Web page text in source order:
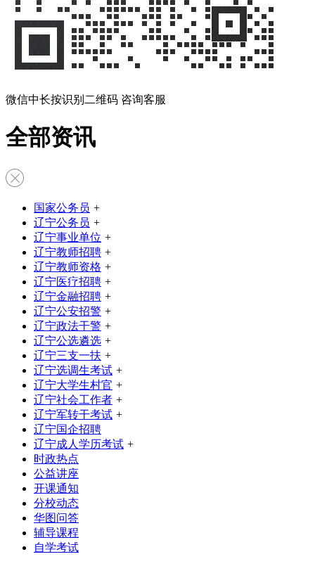
微信中长按识别二维码 咨询客服
全部资讯
国家公务员 +
辽宁公务员 +
辽宁事业单位 +
辽宁教师招聘 +
辽宁教师资格 +
辽宁医疗招聘 +
辽宁金融招聘 +
辽宁公安招警 +
辽宁政法干警 +
辽宁公选遴选 +
辽宁三支一扶 +
辽宁选调生考试 +
辽宁大学生村官 +
辽宁社会工作者 +
辽宁军转干考试 +
辽宁国企招聘
辽宁成人学历考试 +
时政热点
公益讲座
开课通知
分校动态
华图问答
辅导课程
自学考试